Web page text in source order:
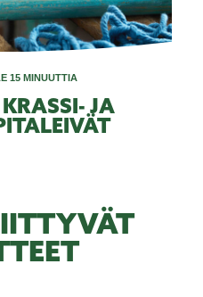
15 MINUUTTIA
JA